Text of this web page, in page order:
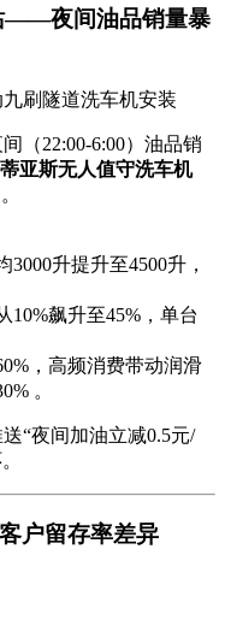
——夜间油品销量暴
（22:00-6:00）油品销
亚斯无人值守洗车机
3000升提升至4500升，
10%飙升至45%，单台
，高频消费带动润滑
。
“夜间加油立减0.5元/
户留存率差异